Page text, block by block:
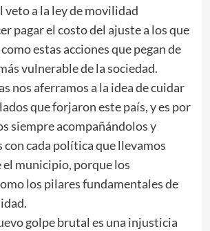
veto a la ley de movilidad
pagar el costo del ajuste a los que
estas acciones que pegan de
vulnerable de la sociedad.
nos aferramos a la idea de cuidar
que forjaron este país, y es por
siempre acompañándolos y
cada política que llevamos
el municipio, porque los
los pilares fundamentales de
golpe brutal es una injusticia